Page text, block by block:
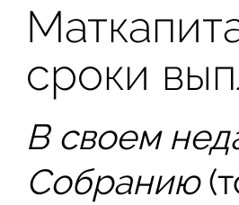
сроки
В своем
Собранию